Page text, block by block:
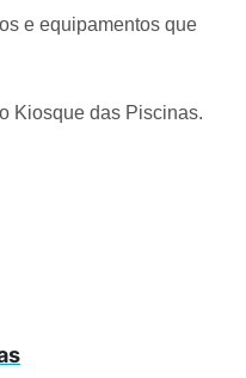
e equipamentos que
Kiosque das Piscinas.